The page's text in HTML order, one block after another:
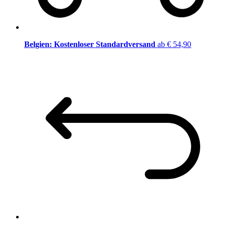
Belgien: Kostenloser Standardversand ab € 54,90